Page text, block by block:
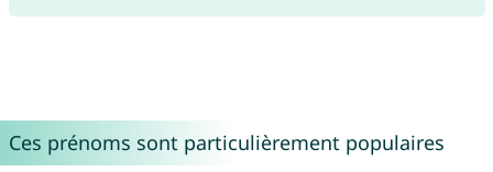
Ces prénoms sont particulièrement populaires